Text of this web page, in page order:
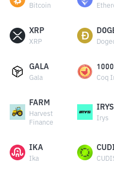
Bitcoin
XRP
XRP
GALA
Gala Coq
FARM
Harvest
Finance
IRYS
Irys
IKA
Ika